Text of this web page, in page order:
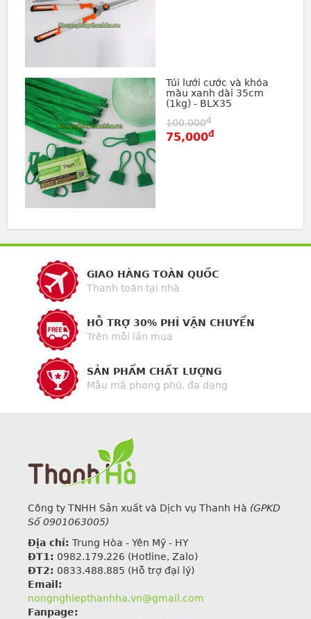
Túi lưới cước và khóa
màu xanh dài 35cm
(1kg) - BLX35
100,000đ
75,000đ
GIAO HÀNG TOÀN QUỐC
Thanh toán tại nhà
HỖ TRỢ 30% PHÍ VẬN CHUYỂN
Trên mỗi lần mua
SẢN PHẨM CHẤT LƯỢNG
Mẫu mã phong phú, đa dạng
Công ty TNHH Sản xuất và Dịch vụ Thanh Hà (GPKD
Số 0901063005)
Địa chỉ: Trung Hòa - Yên Mỹ - HY
ĐT1: 0982.179.226 (Hotline, Zalo)
ĐT2: 0833.488.885 (Hỗ trợ đại lý)
Email:
nongnghiepthanhha.vn@gmail.com
Fanpage: